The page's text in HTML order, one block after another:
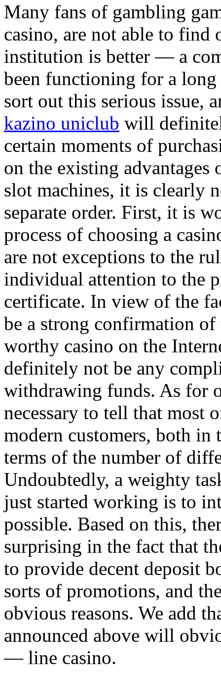
Many fans of gambling
casino, are not able to find
institution is better — a
been functioning for a
sort out this serious issue,
kazino uniclub will
certain moments of
on the existing
slot machines, it is clearly
separate order. First, it is
process of choosing a
are not exceptions to the
individual attention to the
certificate. In view of the
be a strong confirmation
worthy casino on the
definitely not be any
withdrawing funds. As for
necessary to tell that most
modern customers, both
terms of the number of
Undoubtedly, a weighty
just started working is to
possible. Based on this,
surprising in the fact that
to provide decent deposit
sorts of promotions, and
obvious reasons. We add
announced above will
— line casino.